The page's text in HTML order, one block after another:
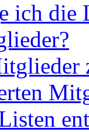
ich die